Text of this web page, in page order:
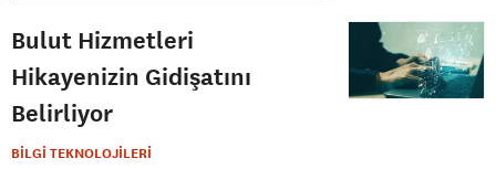
Bulut Hizmetleri
Hikayenizin Gidişatını
Belirliyor
BİLGİ TEKNOLOJİLERİ